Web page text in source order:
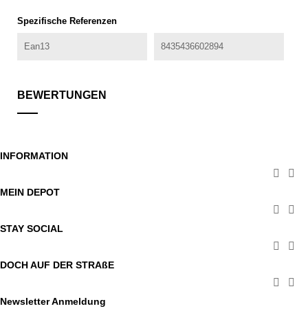
Spezifische Referenzen
Ean13 8435436602894
BEWERTUNGEN
INFORMATION
 
MEIN DEPOT
 
STAY SOCIAL
 
DOCH AUF DER STRAßE
 
Newsletter Anmeldung